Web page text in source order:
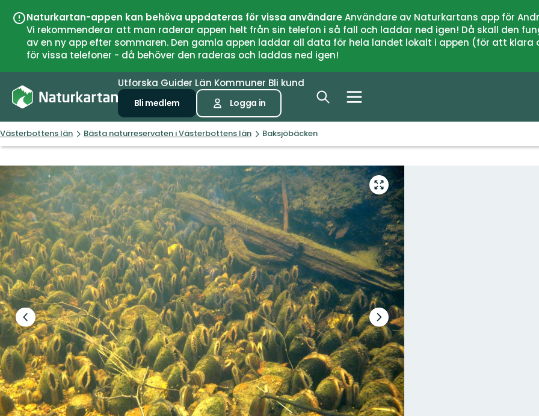
Naturkartan-appen kan behöva uppdateras för vissa användareAnvändare av Naturkartans app för
Vi rekommenderar att man raderar appen helt från sin telefon i så fall och laddar ned igen! Då skall den
av en ny app efter sommaren. Den gamla appen laddar all data för hela landet lokalt i appen (för att
för vissa telefoner - då behöver den raderas och laddas ned igen!
Utforska Guider Län Kommuner Bli kund
Bli medlem Logga in
Västerbottens län Bästa naturreservaten i Västerbottens län Baksjöbäcken
Gå
till
helskärmsläge
Föregående
bild
Nästa
bildspel